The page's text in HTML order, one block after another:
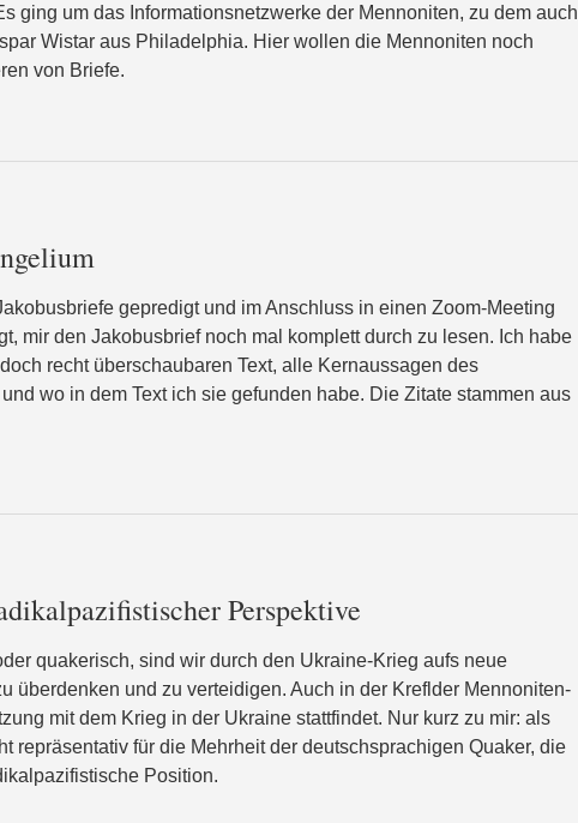
ging um das Informationsnetzwerke der Mennoniten, zu dem auch
Wistar aus Philadelphia. Hier wollen die Mennoniten noch
von Briefe.
gepredigt und im Anschluss in einen Zoom-Meeting
mir den Jakobusbrief noch mal komplett durch zu lesen. Ich habe
recht überschaubaren Text, alle Kernaussagen des
wo in dem Text ich sie gefunden habe. Die Zitate stammen aus
Perspektive
quakerisch, sind wir durch den Ukraine-Krieg aufs neue
überdenken und zu verteidigen. Auch in der Kreflder Mennoniten-
mit dem Krieg in der Ukraine stattfindet. Nur kurz zu mir: als
repräsentativ für die Mehrheit der deutschsprachigen Quaker, die
Position.